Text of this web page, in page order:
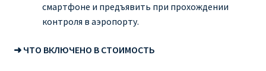
смартфоне и предъявить при прохождении
контроля в аэропорту.
➜ ЧТО ВКЛЮЧЕНО В СТОИМОСТЬ